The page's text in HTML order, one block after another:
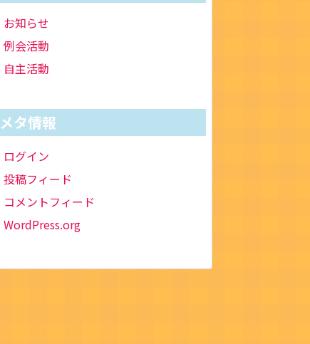
お知らせ
例会活動
自主活動
メタ情報
ログイン
投稿フィード
コメントフィード
WordPress.org